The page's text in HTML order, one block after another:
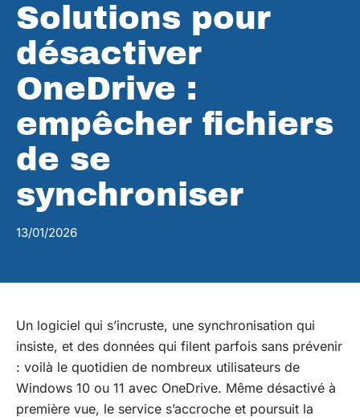
Solutions pour
désactiver
OneDrive :
empêcher fichiers
de se
synchroniser
13/01/2026
Un logiciel qui s’incruste, une synchronisation qui
insiste, et des données qui filent parfois sans prévenir
: voilà le quotidien de nombreux utilisateurs de
Windows 10 ou 11 avec OneDrive. Même désactivé à
première vue, le service s’accroche et poursuit la